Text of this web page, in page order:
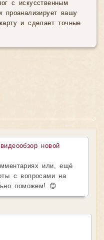
с искусственным
проанализирует вашу
и сделает точные
видеообзор новой
или, ещё
с вопросами на
поможем! 😊